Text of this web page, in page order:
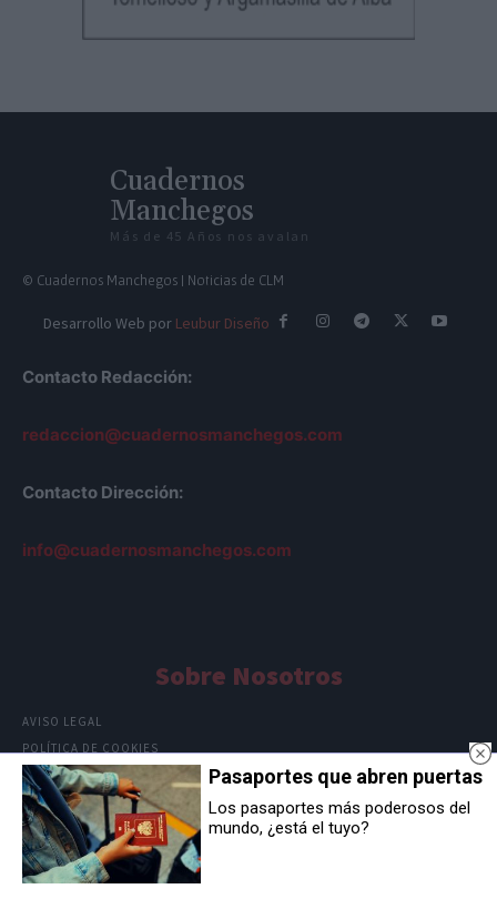
Cuadernos
Manchegos
Más de 45 Años nos avalan
© Cuadernos Manchegos | Noticias de CLM
Desarrollo Web por Leubur Diseño
Contacto Redacción:
redaccion@cuadernosmanchegos.com
Contacto Dirección:
info@cuadernosmanchegos.com
Sobre Nosotros
AVISO LEGAL
POLÍTICA DE COOKIES
POLÍTICA DE PRIVACIDAD
Pasaportes que abren puertas
Los pasaportes más poderosos del
mundo, ¿está el tuyo?